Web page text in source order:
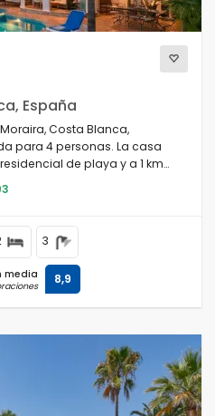
España
Costa Blanca,
para 4 personas. La casa
de playa y a 1 km
3
media 8,9